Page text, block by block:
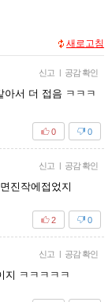
새로고침
신고 | 공감 확인
아서 더 접음 ㅋㅋㅋ
0
0
신고 | 공감 확인
진작에접었지
0
2
신고 | 공감 확인
지 ㅋㅋㅋㅋㅋ